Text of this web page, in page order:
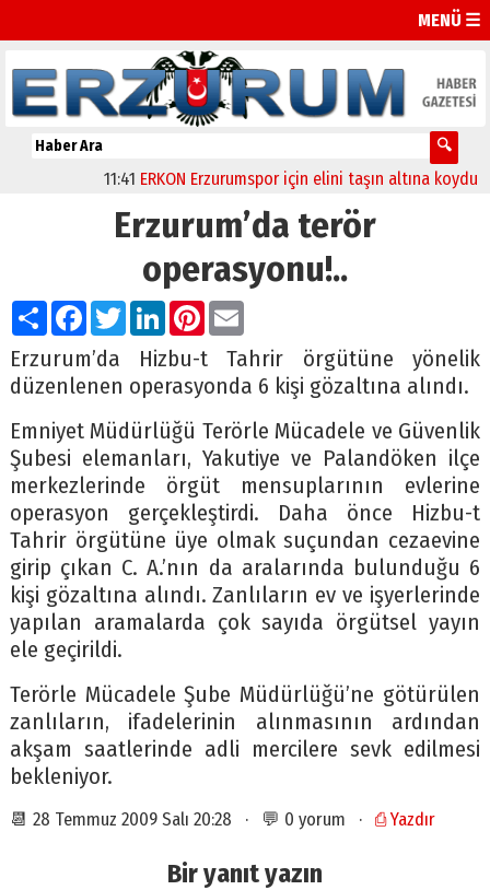
MENÜ ☰
11:41 ERKON Erzurumspor için elini taşın altına koydu
Erzurum’da terör
operasyonu!..
PaylaşFacebook
TwitterLinkedIn
Pinterest
Email
Erzurum’da Hizbu-t Tahrir örgütüne yönelik
düzenlenen operasyonda 6 kişi gözaltına alındı.
Emniyet Müdürlüğü Terörle Mücadele ve Güvenlik
Şubesi elemanları, Yakutiye ve Palandöken ilçe
merkezlerinde örgüt mensuplarının evlerine
operasyon gerçekleştirdi. Daha önce Hizbu-t
Tahrir örgütüne üye olmak suçundan cezaevine
girip çıkan C. A.’nın da aralarında bulunduğu 6
kişi gözaltına alındı. Zanlıların ev ve işyerlerinde
yapılan aramalarda çok sayıda örgütsel yayın
ele geçirildi.
Terörle Mücadele Şube Müdürlüğü’ne götürülen
zanlıların, ifadelerinin alınmasının ardından
akşam saatlerinde adli mercilere sevk edilmesi
bekleniyor.
📆 28 Temmuz 2009 Salı 20:28 · 💬 0 yorum · ⎙ Yazdır
Bir yanıt yazın